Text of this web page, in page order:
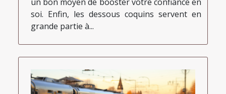
soi. Enfin, les dessous coquins servent en
grande partie à...